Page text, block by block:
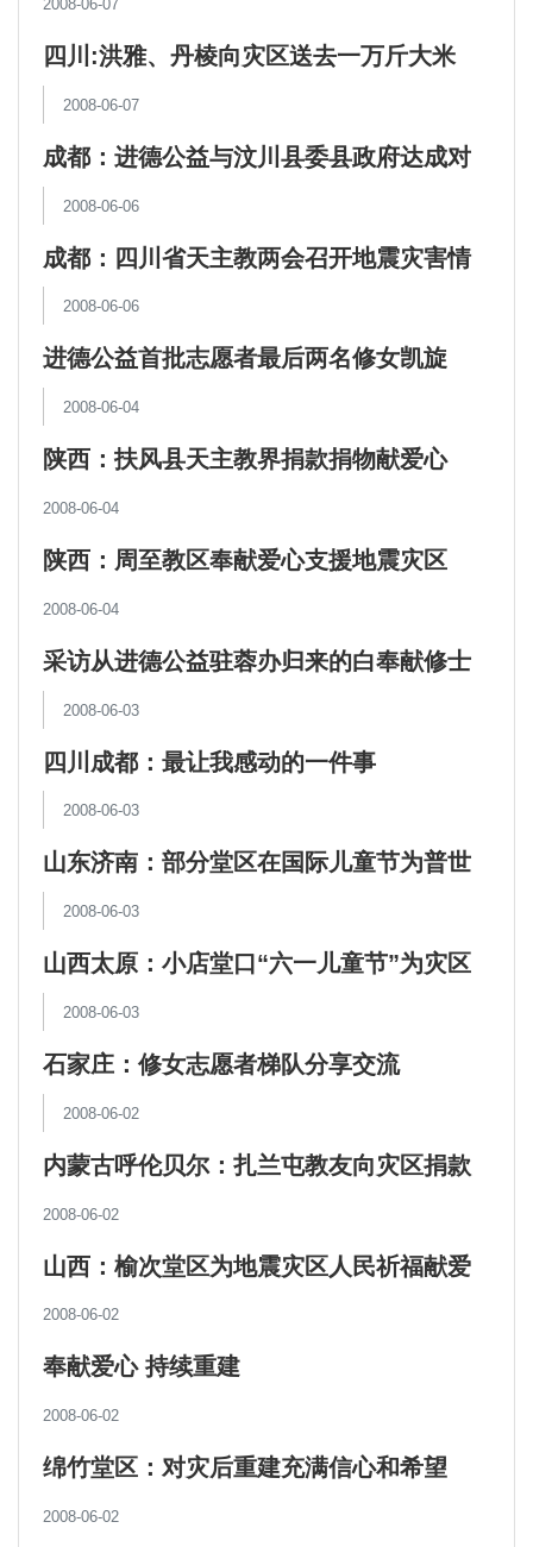
2008-06-07
四川:洪雅、丹棱向灾区送去一万斤大米
2008-06-07
成都：进德公益与汶川县委县政府达成对
口援助协议
2008-06-06
成都：四川省天主教两会召开地震灾害情
况通报会
2008-06-06
进德公益首批志愿者最后两名修女凯旋
2008-06-04
陕西：扶风县天主教界捐款捐物献爱心
2008-06-04
陕西：周至教区奉献爱心支援地震灾区
2008-06-04
采访从进德公益驻蓉办归来的白奉献修士
2008-06-03
四川成都：最让我感动的一件事
2008-06-03
山东济南：部分堂区在国际儿童节为普世
儿童祈祷
2008-06-03
山西太原：小店堂口“六一儿童节”为灾区
儿童祈祷
2008-06-03
石家庄：修女志愿者梯队分享交流
2008-06-02
内蒙古呼伦贝尔：扎兰屯教友向灾区捐款
2008-06-02
山西：榆次堂区为地震灾区人民祈福献爱
2008-06-02
奉献爱心 持续重建
2008-06-02
绵竹堂区：对灾后重建充满信心和希望
2008-06-02